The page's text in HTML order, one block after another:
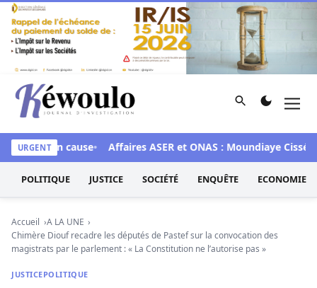
Aller au contenu
Kéwoulo, le premier site d'information et d'investigation
Rechercher
URGENT
mis en cause Affaires ASER et ONAS : Moundiaye Cissé
POLITIQUE JUSTICE SOCIÉTÉ ENQUÊTE ECONOMIE
Accueil
A LA UNE
Chimère Diouf recadre les députés de Pastef sur la convocation des
magistrats par le parlement : « La Constitution ne l’autorise pas »
JUSTICEPOLITIQUE